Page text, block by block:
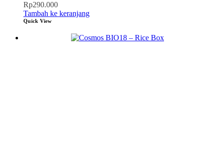
Rp290.000
Tambah ke keranjang
Quick View